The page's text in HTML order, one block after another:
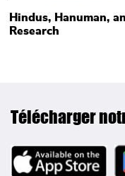
Hindus, Hanuman,
Research
Télécharger
Image